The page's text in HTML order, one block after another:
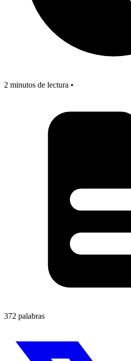
2 minutos de lectura •
372 palabras